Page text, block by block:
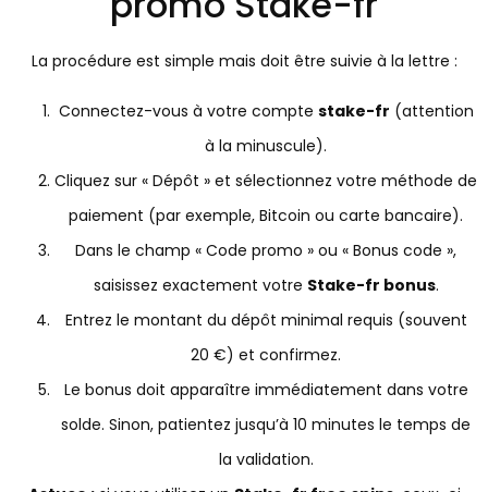
La procédure est simple mais doit être suivie à la lettre :
Connectez-vous à votre compte stake-fr (attention
à la minuscule).
Cliquez sur « Dépôt » et sélectionnez votre méthode de
paiement (par exemple, Bitcoin ou carte bancaire).
Dans le champ « Code promo » ou « Bonus code »,
saisissez exactement votre Stake-fr bonus.
Entrez le montant du dépôt minimal requis (souvent
20 €) et confirmez.
Le bonus doit apparaître immédiatement dans votre
solde. Sinon, patientez jusqu’à 10 minutes le temps de
la validation.